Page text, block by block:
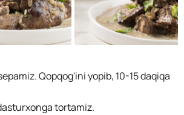
Qopqog'ini yopib, 10-15 daqiqa
tortamiz.